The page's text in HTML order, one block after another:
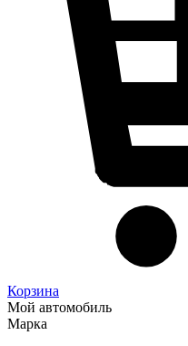
Корзина
Мой автомобиль
Марка